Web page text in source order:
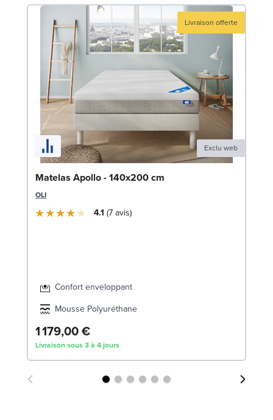
Livraison offerte
Exclu web
Matelas Apollo - 140x200 cm
OLI
4.1 7avis
Confort enveloppant
Mousse Polyuréthane
1 179,00 €
Livraison sous 3 à 4 jours